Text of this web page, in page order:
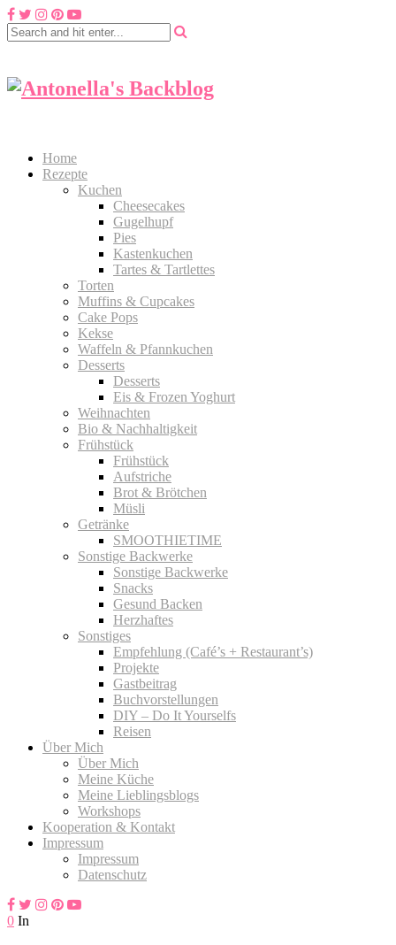
Home
Rezepte
Kuchen
Cheesecakes
Gugelhupf
Pies
Kastenkuchen
Tartes & Tartlettes
Torten
Muffins & Cupcakes
Cake Pops
Kekse
Waffeln & Pfannkuchen
Desserts
Desserts
Eis & Frozen Yoghurt
Weihnachten
Bio & Nachhaltigkeit
Frühstück
Frühstück
Aufstriche
Brot & Brötchen
Müsli
Getränke
SMOOTHIETIME
Sonstige Backwerke
Sonstige Backwerke
Snacks
Gesund Backen
Herzhaftes
Sonstiges
Empfehlung (Café’s + Restaurant’s)
Projekte
Gastbeitrag
Buchvorstellungen
DIY – Do It Yourselfs
Reisen
Über Mich
Über Mich
Meine Küche
Meine Lieblingsblogs
Workshops
Kooperation & Kontakt
Impressum
Impressum
Datenschutz
0 In